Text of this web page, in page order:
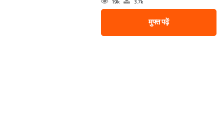
19k 3.7k
मुफ्त पढ़ें